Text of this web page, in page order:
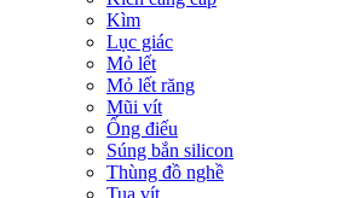
Kìm
Lục giác
Mỏ lết
Mỏ lết răng
Mũi vít
Ống điếu
Súng bắn silicon
Thùng đồ nghề
Tua vít